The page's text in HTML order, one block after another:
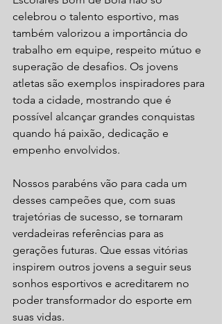
celebrou o talento esportivo, mas
também valorizou a importância do
trabalho em equipe, respeito mútuo e
superação de desafios. Os jovens
atletas são exemplos inspiradores para
toda a cidade, mostrando que é
possível alcançar grandes conquistas
quando há paixão, dedicação e
empenho envolvidos.
Nossos parabéns vão para cada um
desses campeões que, com suas
trajetórias de sucesso, se tornaram
verdadeiras referências para as
gerações futuras. Que essas vitórias
inspirem outros jovens a seguir seus
sonhos esportivos e acreditarem no
poder transformador do esporte em
suas vidas.